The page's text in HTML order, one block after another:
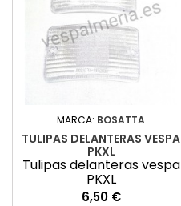
MARCA: BOSATTA
TULIPAS DELANTERAS VESPA
PKXL
Tulipas delanteras vespa
PKXL
Precio
6,50 €